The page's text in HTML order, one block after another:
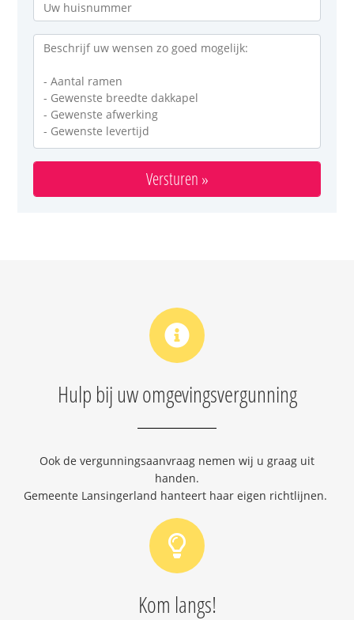
Hulp bij uw omgevingsvergunning
Ook de vergunningsaanvraag nemen wij u graag uit
handen.
Gemeente Lansingerland hanteert haar eigen richtlijnen.
Kom langs!